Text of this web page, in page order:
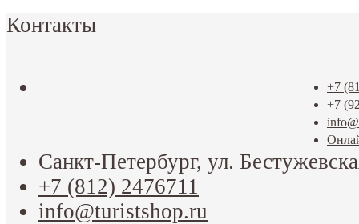
Контакты
+7
+7
Санкт-Петербург, ул.
+7 (812) 2476711
info@turistshop.ru